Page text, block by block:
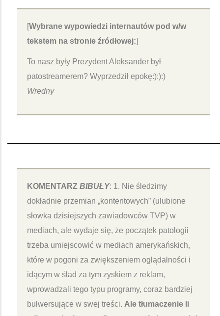
[Wybrane wypowiedzi internautów pod w/w
tekstem na stronie źródłowej:]
To nasz były Prezydent Aleksander był
patostreamerem? Wyprzedził epokę:):):)
Wredny
KOMENTARZ BIBUŁY: 1. Nie śledzimy
dokładnie przemian „kontentowych” (ulubione
słowka dzisiejszych zawiadowców TVP) w
mediach, ale wydaje się, że początek patologii
trzeba umiejscowić w mediach amerykańskich,
które w pogoni za zwiększeniem oglądalności i
idącym w ślad za tym zyskiem z reklam,
wprowadzali tego typu programy, coraz bardziej
bulwersujące w swej treści. Ale tłumaczenie li